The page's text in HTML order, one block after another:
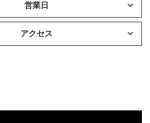
営業日
アクセス